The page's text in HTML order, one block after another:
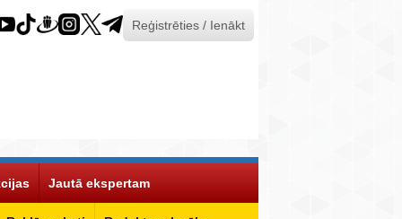
Reģistrēties / Ienākt
Jautā ekspertam